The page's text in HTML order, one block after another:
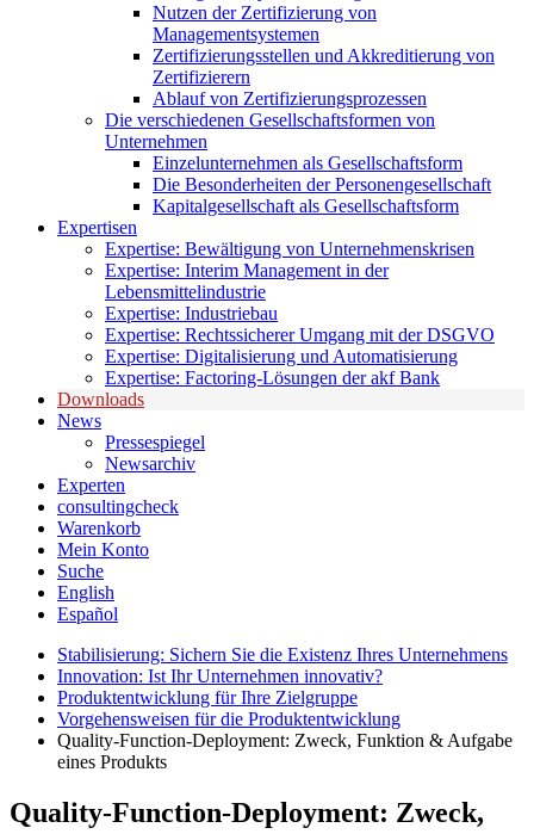
Nutzen der Zertifizierung von
Managementsystemen
Zertifizierungsstellen und Akkreditierung von
Zertifizierern
Ablauf von Zertifizierungsprozessen
Die verschiedenen Gesellschaftsformen von
Unternehmen
Einzelunternehmen als Gesellschaftsform
Die Besonderheiten der Personengesellschaft
Kapitalgesellschaft als Gesellschaftsform
Expertisen
Expertise: Bewältigung von Unternehmenskrisen
Expertise: Interim Management in der
Lebensmittelindustrie
Expertise: Industriebau
Expertise: Rechtssicherer Umgang mit der DSGVO
Expertise: Digitalisierung und Automatisierung
Expertise: Factoring-Lösungen der akf Bank
Downloads
News
Pressespiegel
Newsarchiv
Experten
consultingcheck
Warenkorb
Mein Konto
Suche
English
Español
Stabilisierung: Sichern Sie die Existenz Ihres Unternehmens
Innovation: Ist Ihr Unternehmen innovativ?
Produktentwicklung für Ihre Zielgruppe
Vorgehensweisen für die Produktentwicklung
Quality-Function-Deployment: Zweck, Funktion & Aufgabe
eines Produkts
Quality-Function-Deployment: Zweck,